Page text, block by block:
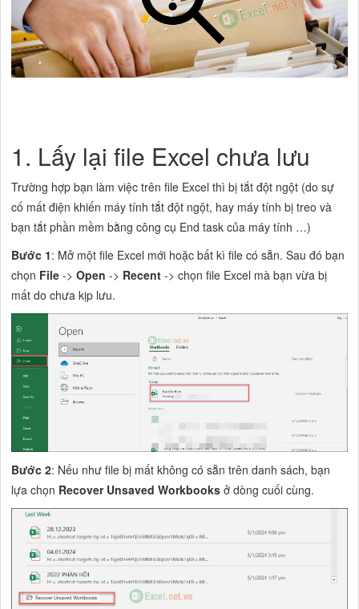
1. Lấy lại file Excel chưa lưu
Trường hợp bạn làm việc trên file Excel thì bị tắt đột ngột (do sự
cố mất điện khiến máy tính tắt đột ngột, hay máy tính bị treo và
bạn tắt phần mềm bằng công cụ End task của máy tính …)
Bước 1: Mở một file Excel mới hoặc bất kì file có sẵn. Sau đó bạn
chọn File ->Open -> Recent -> chọn file Excel mà bạn vừa bị
mất do chưa kịp lưu.
Bước 2: Nếu như file bị mất không có sẵn trên danh sách, bạn
lựa chọn Recover Unsaved Workbooksở dòng cuối cùng.